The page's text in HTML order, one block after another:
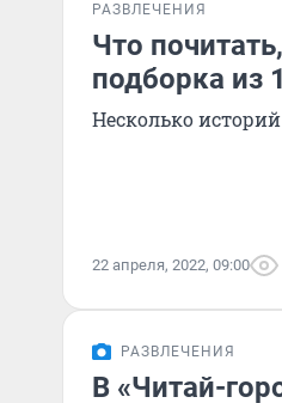
РАЗВЛЕЧЕНИЯ
Что
подборка из
Несколько
22 апреля, 2022, 09:00
РАЗВЛЕЧЕНИЯ
В «Читай-